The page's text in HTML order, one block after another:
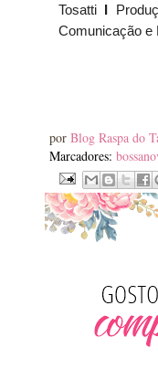
Tosatti I
Comunicação e
por Blog Raspa do
Marcadores: